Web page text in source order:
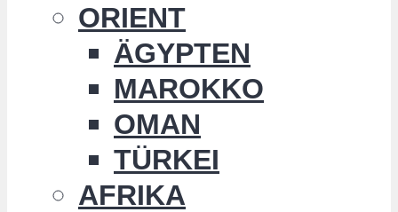
ORIENT
ÄGYPTEN
MAROKKO
OMAN
TÜRKEI
AFRIKA